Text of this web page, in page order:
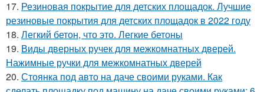
17. Резиновая покрытие для детских площадок. Лучшие
резиновые покрытия для детских площадок в 2022 году
18. Легкий бетон, что это. Легкие бетоны
19. Виды дверных ручек для межкомнатных дверей.
Нажимные ручки для межкомнатных дверей
20. Стоянка под авто на даче своими руками. Как